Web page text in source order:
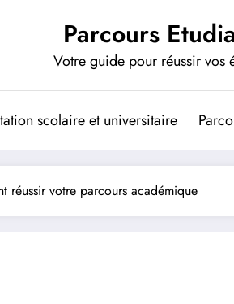
Parcours
Votre guide pour réussir vos
scolaire et universitaire
réussir votre parcours académique